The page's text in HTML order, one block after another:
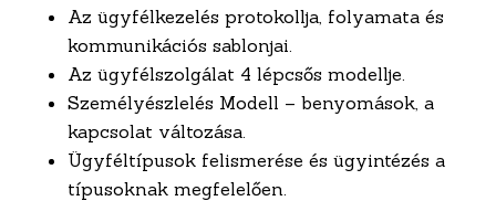
Az ügyfélkezelés protokollja, folyamata és
kommunikációs sablonjai.
Az ügyfélszolgálat 4 lépcsős modellje.
Személyészlelés Modell – benyomások, a
kapcsolat változása.
Ügyféltípusok felismerése és ügyintézés a
típusoknak megfelelően.